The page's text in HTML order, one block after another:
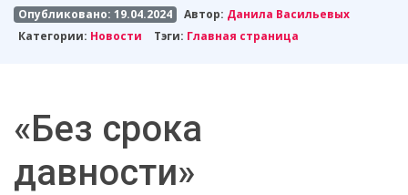
Опубликовано: 19.04.2024 Автор: Данила Васильевых
Категории: Новости Тэги: Главная страница
«Без срока
давности»